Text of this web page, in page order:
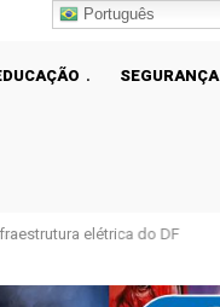
SEGURANÇA
elétrica do DF
Português